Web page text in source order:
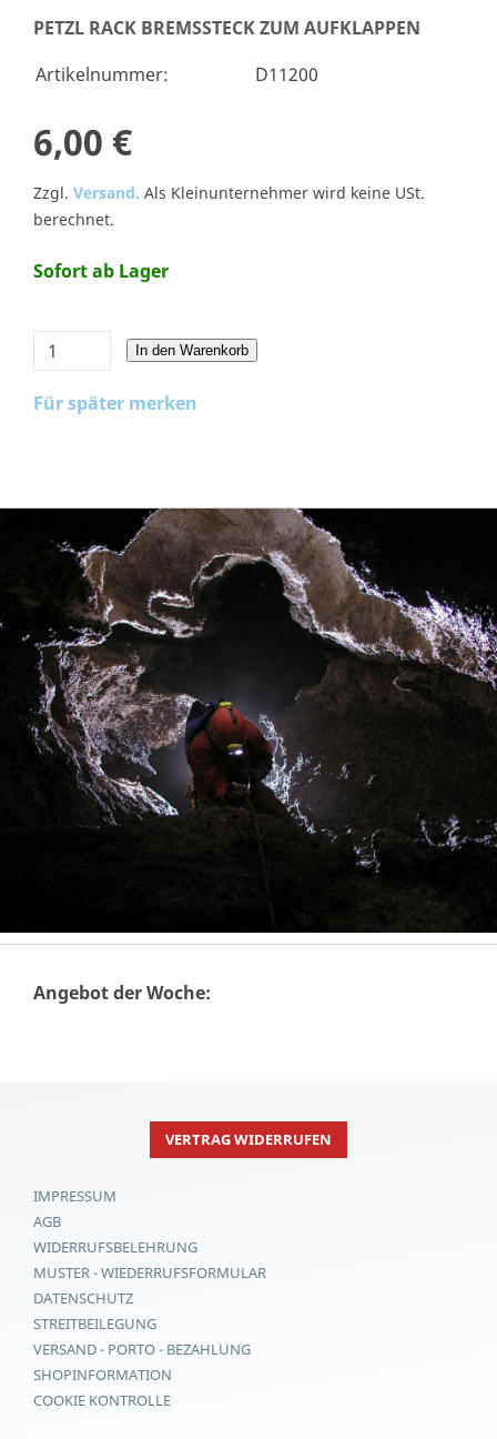
PETZL RACK BREMSSTECK ZUM AUFKLAPPEN
Artikelnummer:
D11200
6,00 €
Zzgl. Versand. Als Kleinunternehmer wird keine USt.
berechnet.
Sofort ab Lager
In den Warenkorb
Für später merken
Angebot der Woche:
VERTRAG WIDERRUFEN
IMPRESSUM
AGB
WIDERRUFSBELEHRUNG
MUSTER - WIEDERRUFSFORMULAR
DATENSCHUTZ
STREITBEILEGUNG
VERSAND - PORTO - BEZAHLUNG
SHOPINFORMATION
COOKIE KONTROLLE